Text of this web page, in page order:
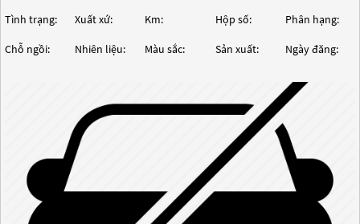
Tình trạng: Xuất xứ: Km: Hộp số: Phân hạng:
Chỗ ngồi: Nhiên liệu: Màu sắc: Sản xuất: Ngày đăng: